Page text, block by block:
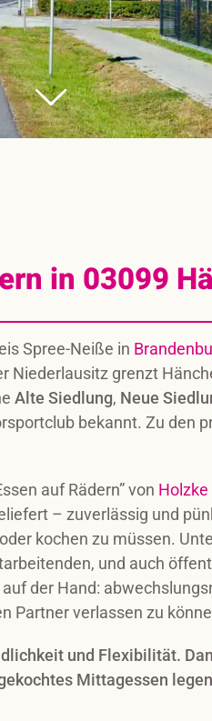
in 03099
Spree-Neiße in
Niederlausitz grenzt
Alte Siedlung, Neue
bekannt. Zu den
auf Rädern” von
– zuverlässig und
kochen zu müssen.
und auch
der Hand:
Partner verlassen zu
und Flexibilität.
Mittagessen